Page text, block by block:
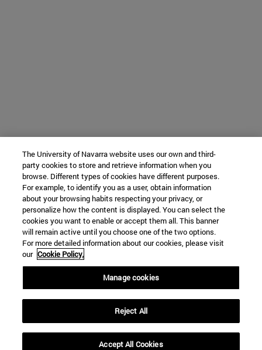
The University of Navarra website uses our own and third-
party cookies to store and retrieve information when you
browse. Different types of cookies have different purposes.
For example, to identify you as a user, obtain information
about your browsing habits respecting your privacy, or
personalize how the content is displayed. You can select the
cookies you want to enable or accept them all. This banner
will remain active until you choose one of the two options.
For more detailed information about our cookies, please visit
our Cookie Policy.
Manage cookies
Reject All
Accept All Cookies